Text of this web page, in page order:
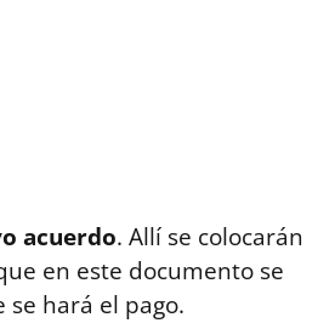
acuerdo. Allí se colocarán
en este documento se
se hará el pago.